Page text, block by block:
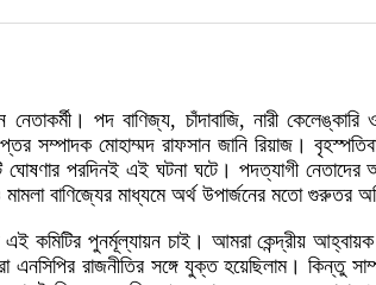
পদ বাণিজ্য, চাঁদাবাজি, নারী
সম্পাদক মোহাম্মদ রাফসান জানি রিয়াজ।
পরদিনই এই ঘটনা ঘটে। পদত্যাগী
মামলা বাণিজ্যের মাধ্যমে অর্থ উপার্জনের মতো গুরুতর
পুনর্মূল্যায়ন চাই। আমরা কেন্দ্রীয় আহ্বায়ক
রাজনীতির সঙ্গে যুক্ত হয়েছিলাম। কিন্তু